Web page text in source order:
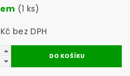
(1 ks)
80,99 Kč bez DPH